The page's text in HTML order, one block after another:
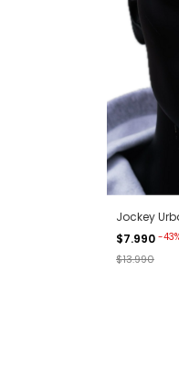
Jockey
$7.990 -43
$13.990